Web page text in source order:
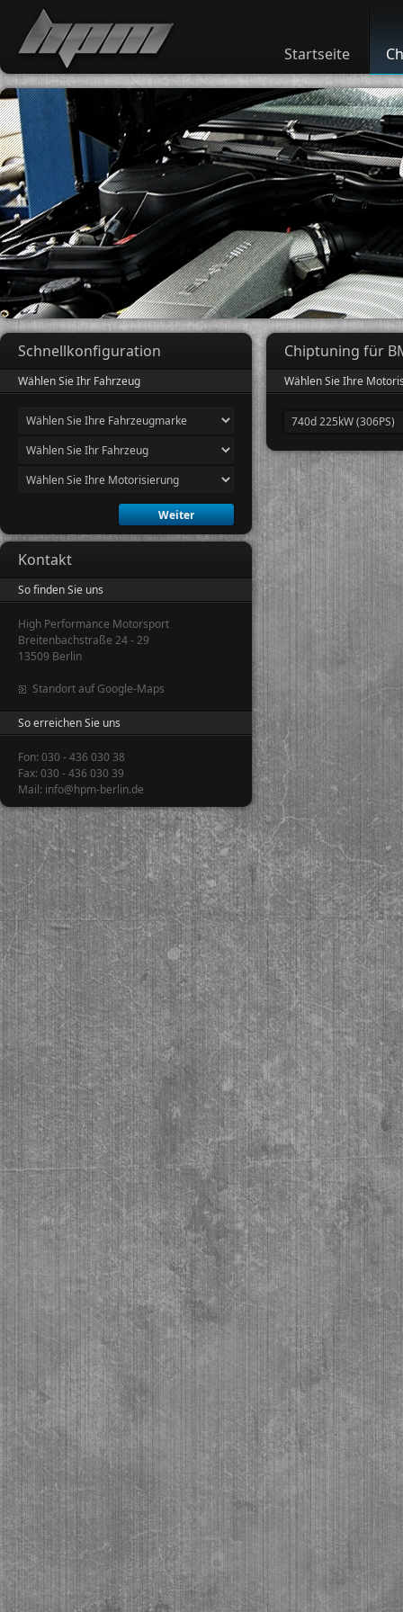
Startseite
Chiptuning für
Wählen Sie Ihre
740d 225kW (306PS)
Schnellkonfiguration
Wählen Sie Ihr Fahrzeug
Kontakt
So finden Sie uns
High Performance Motorsport
Breitenbachstraße 24 - 29
13509 Berlin
Standort auf Google-Maps
So erreichen Sie uns
Fon: 030 - 436 030 38
Fax: 030 - 436 030 39
Mail: info@hpm-berlin.de